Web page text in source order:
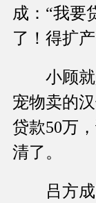
成：“我要
了！得扩
小顾就
宠物卖的
贷款50万
清了。
吕方成